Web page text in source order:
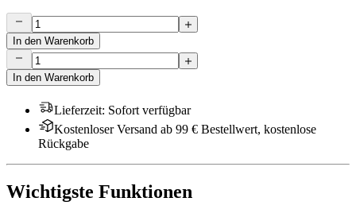
In den Warenkorb
In den Warenkorb
Lieferzeit: Sofort verfügbar
Kostenloser Versand ab 99 € Bestellwert, kostenlose
Rückgabe
Wichtigste Funktionen